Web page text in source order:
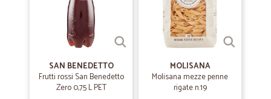
SAN BENEDETTO
Frutti rossi San Benedetto
Zero 0,75 L PET
MOLISANA
Molisana mezze penne
rigate n.19